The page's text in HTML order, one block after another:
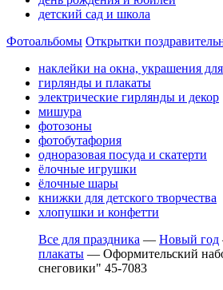
детский сад и школа
Фотоальбомы Открытки
наклейки на окна, украшения
гирлянды и плакаты
электрические гирлянды и декор
мишура
фотозоны
фотобутафория
одноразовая посуда и скатерти
ёлочные игрушки
ёлочные шары
книжки для детского творчества
хлопушки и конфетти
Все для праздника — Новый год
плакаты — Оформительский
снеговики" 45-7083